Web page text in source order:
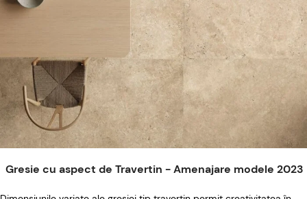
Gresie cu aspect de Travertin - Amenajare modele 2023